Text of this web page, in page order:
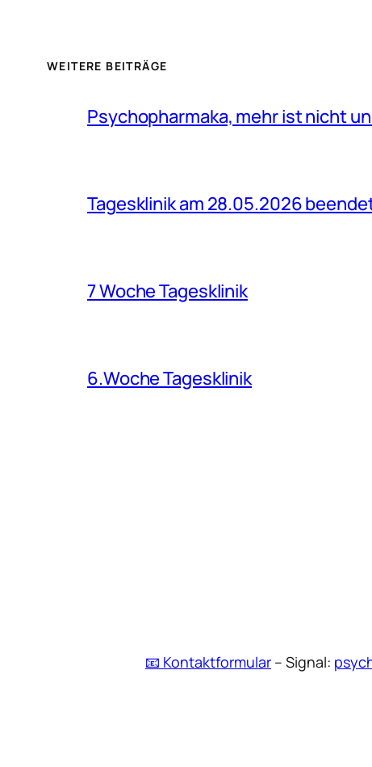
WEITERE BEITRÄGE
Psychopharmaka, mehr ist nicht
Tagesklinik am 28.05.2026
7 Woche Tagesklinik
6.Woche Tagesklinik
📧 Kontaktformular – Signal: